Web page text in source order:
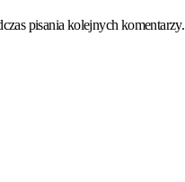
pisania kolejnych komentarzy.